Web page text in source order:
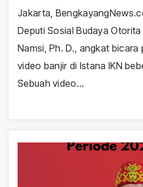
Jakarta,
Deputi Sosial Budaya Otorita
Namsi, Ph. D., angkat bicara
video banjir di Istana IKN
Sebuah video…